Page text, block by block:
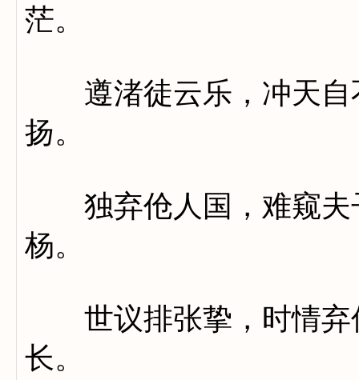
茫。
遵渚徒云乐，冲天自
扬。
独弃伧人国，难窥夫
杨。
世议排张挚，时情弃
长。